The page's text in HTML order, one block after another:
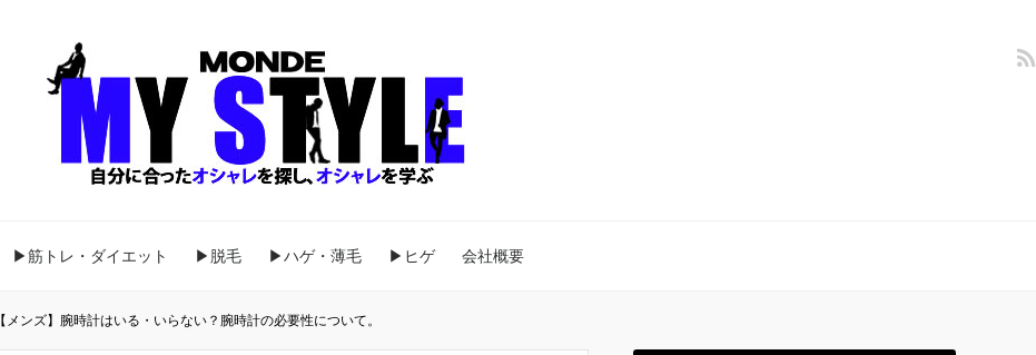
▶筋トレ・ダイエット ▶脱毛 ▶ハゲ・薄毛 ▶ヒゲ 会社概要
【メンズ】腕時計はいる・いらない？腕時計の必要性について。